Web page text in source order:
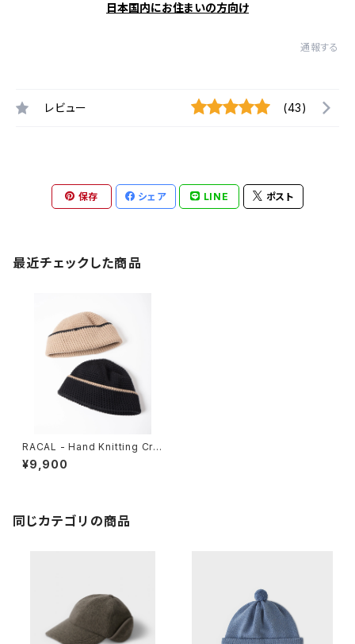
日本国内にお住まいの方向け
通報する
レビュー (43)
保存 シェア LINE ポスト
最近チェックした商品
RACAL - Hand Knitting Cru
sher Cap
¥9,900
同じカテゴリの商品